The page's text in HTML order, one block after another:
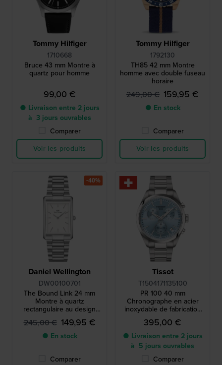
Tommy Hilfiger
1710668
Bruce 43 mm Montre à
quartz pour homme
99,00 €
● Livraison entre 2 jours
à 3 jours ouvrables
Comparer
Voir les produits
Tommy Hilfiger
1792130
TH85 42 mm Montre
homme avec double fuseau
horaire
249,00 € 159,95 €
● En stock
Comparer
Voir les produits
Daniel Wellington
DW00100701
The Bound Link 24 mm
Montre à quartz
rectangulaire au design
minimaliste
245,00 € 149,95 €
● En stock
Comparer
-40%
Tissot
T1504171135100
PR 100 40 mm
Chronographe en acier
inoxydable de fabrication
suisse avec date
395,00 €
● Livraison entre 2 jours
à 5 jours ouvrables
Comparer